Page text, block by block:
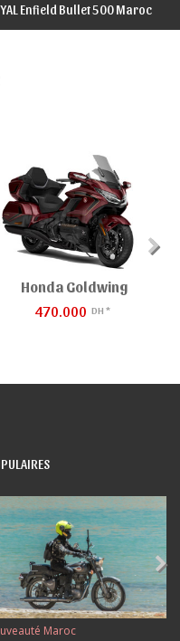
Enfield Bullet 500 Maroc
Honda Goldwing
470.000 DH *
Maroc